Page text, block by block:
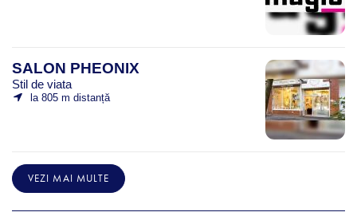
SALON PHEONIX
Stil de viata
la 805 m distanță
VEZI MAI MULTE